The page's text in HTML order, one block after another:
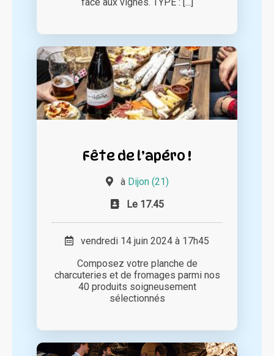
Fête de l’apéro !
à Dijon (21)
Le 17.45
vendredi 14 juin 2024 à 17h45
Composez votre planche de
charcuteries et de fromages parmi nos
40 produits soigneusement
sélectionnés